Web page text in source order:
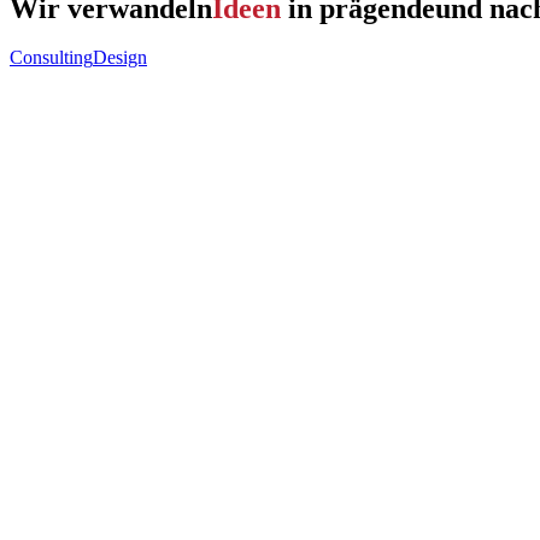
Wir verwandelnIdeen in prägendeund
ConsultingDesign